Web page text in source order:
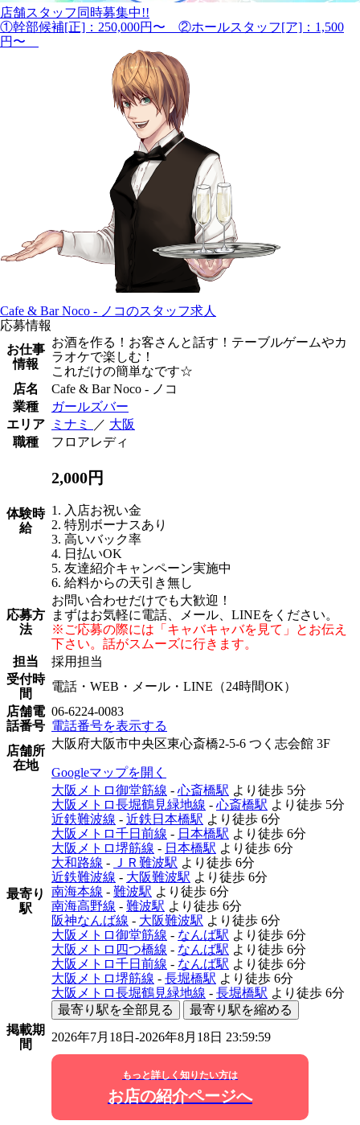
店舗スタッフ同時募集中!!
①幹部候補[正]：250,000円〜 ②ホールスタッフ[ア]：1,500
円〜
Cafe & Bar Noco - ノコのスタッフ求人
応募情報
お仕事
情報
お酒を作る！お客さんと話す！テーブルゲームやカ
ラオケで楽しむ！
これだけの簡単なです☆
店名
Cafe & Bar Noco - ノコ
業種
ガールズバー
エリア
ミナミ ／ 大阪
職種
フロアレディ
体験時
給
2,000円
1. 入店お祝い金
2. 特別ボーナスあり
3. 高いバック率
4. 日払いOK
5. 友達紹介キャンペーン実施中
6. 給料からの天引き無し
応募方
法
お問い合わせだけでも大歓迎！
まずはお気軽に電話、メール、LINEをください。
※ご応募の際には「キャバキャバを見て」とお伝え
下さい。話がスムーズに行きます。
担当
採用担当
受付時
間
電話・WEB・メール・LINE（24時間OK）
店舗電
話番号
06-6224-0083
電話番号を表示する
店舗所
在地
大阪府大阪市中央区東心斎橋2-5-6 つく志会館 3F
Googleマップを開く
最寄り
駅
大阪メトロ御堂筋線 - 心斎橋駅 より徒歩 5分
大阪メトロ長堀鶴見緑地線 - 心斎橋駅 より徒歩 5分
近鉄難波線 - 近鉄日本橋駅 より徒歩 6分
大阪メトロ千日前線 - 日本橋駅 より徒歩 6分
大阪メトロ堺筋線 - 日本橋駅 より徒歩 6分
大和路線 - ＪＲ難波駅 より徒歩 6分
近鉄難波線 - 大阪難波駅 より徒歩 6分
南海本線 - 難波駅 より徒歩 6分
南海高野線 - 難波駅 より徒歩 6分
阪神なんば線 - 大阪難波駅 より徒歩 6分
大阪メトロ御堂筋線 - なんば駅 より徒歩 6分
大阪メトロ四つ橋線 - なんば駅 より徒歩 6分
大阪メトロ千日前線 - なんば駅 より徒歩 6分
大阪メトロ堺筋線 - 長堀橋駅 より徒歩 6分
大阪メトロ長堀鶴見緑地線 - 長堀橋駅 より徒歩 6分
最寄り駅を全部見る
最寄り駅を縮める
掲載期
間
2026年7月18日-2026年8月18日 23:59:59
もっと詳しく知りたい方は
お店の紹介ページへ